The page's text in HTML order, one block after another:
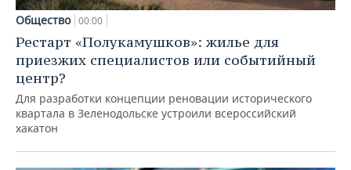
Общество 00:00
Рестарт «Полукамушков»: жилье для
приезжих специалистов или событийный
центр?
Для разработки концепции реновации исторического
квартала в Зеленодольске устроили всероссийский
хакатон